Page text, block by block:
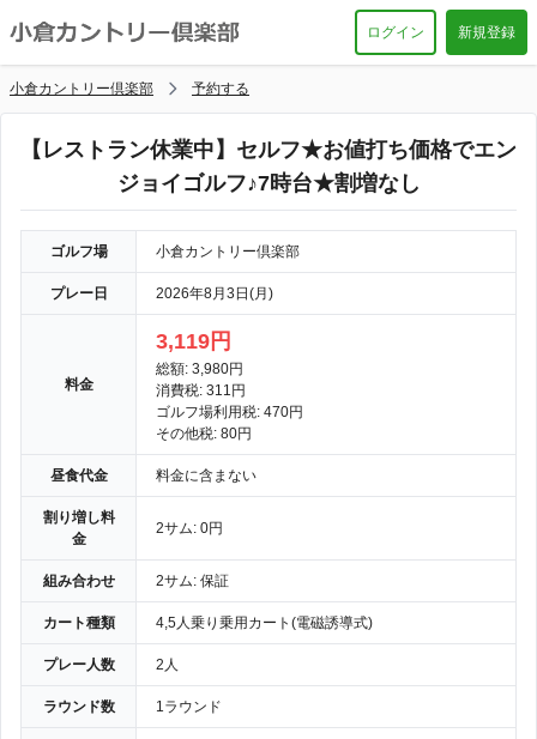
ログイン 新規登録
小倉カントリー倶楽部 予約する
【レストラン休業中】セルフ★お値打ち価格でエン
ジョイゴルフ♪7時台★割増なし
ゴルフ場 小倉カントリー倶楽部
プレー日 2026年8月3日(月)
料金
3,119円
総額: 3,980円
消費税: 311円
ゴルフ場利用税: 470円
その他税: 80円
昼食代金 料金に含まない
割り増し料
金
2サム: 0円
組み合わせ 2サム: 保証
カート種類 4,5人乗り乗用カート(電磁誘導式)
プレー人数 2人
ラウンド数 1ラウンド